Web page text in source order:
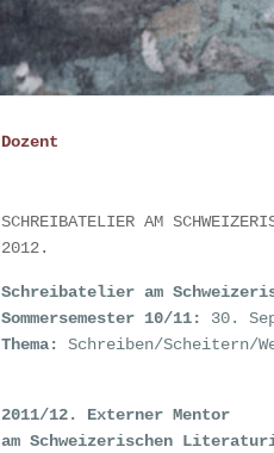
Dozent
SCHREIBATELIER AM
2012.
Schreibatelier am
Sommersemester 10/11: 30.
Thema: Schreiben/Scheitern/
2011/12. Externer Mentor
am Schweizerischen